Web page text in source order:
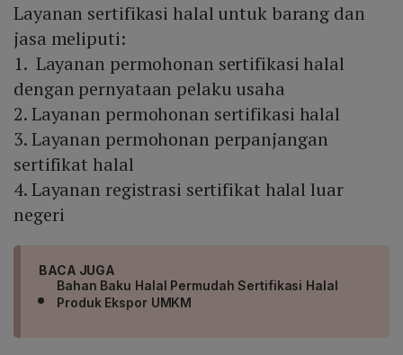
Layanan sertifikasi halal untuk barang dan
jasa meliputi:
1. Layanan permohonan sertifikasi halal
dengan pernyataan pelaku usaha
2. Layanan permohonan sertifikasi halal
3. Layanan permohonan perpanjangan
sertifikat halal
4. Layanan registrasi sertifikat halal luar
negeri
BACA JUGA
Bahan Baku Halal Permudah Sertifikasi Halal
Produk Ekspor UMKM